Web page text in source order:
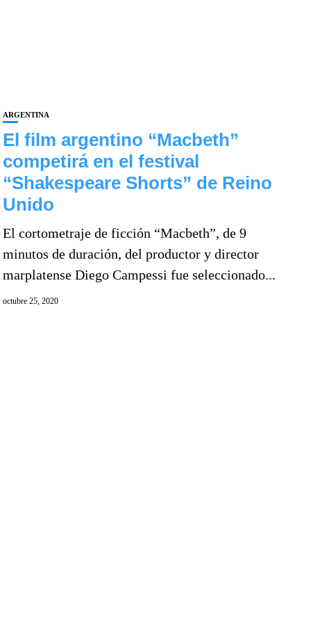
ARGENTINA
El film argentino “Macbeth”
competirá en el festival
“Shakespeare Shorts” de Reino
Unido
El cortometraje de ficción “Macbeth”, de 9
minutos de duración, del productor y director
marplatense Diego Campessi fue seleccionado...
octubre 25, 2020